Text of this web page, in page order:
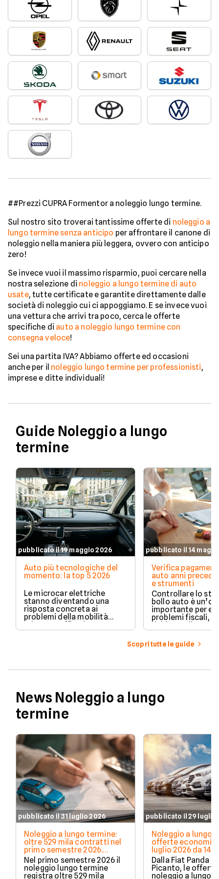
##Prezzi CUPRA Formentor a noleggio lungo termine.
Sul nostro sito troverai tantissime offerte di noleggio a
lungo termine senza anticipo per affrontare il canone di
noleggio nella maniera più leggera, ovvero con anticipo
zero!
Se invece vuoi il massimo risparmio, puoi cercare nella
nostra selezione di noleggio a lungo termine di auto
usate, tutte certificate e garantite direttamente dalle
società di noleggio cui ci appoggiamo. E se invece vuoi
una vettura che arrivi tra poco, cerca le offerte
specifiche di auto a noleggio lungo termine con
consegna veloce!
Sei una partita IVA? Abbiamo offerte ed occasioni
anche per il noleggio lungo termine per professionisti,
imprese e ditte individuali!
Guide Noleggio a lungo
termine
pubblicato il 19 maggio 2026
Auto più tecnologiche del
momento: la top 5 2026
Le microcar elettriche
stanno diventando una
risposta concreta ai
problemi della mobilità
urbana: traffico intenso,
parcheggi limitati e costi di
pubblicato il 14
Verifica
auto anni
e strumenti
Controllare lo
bollo auto è
importante per
problemi fiscali,
richieste di
inattese.
Scopri tutte le guide
News Noleggio a lungo
termine
pubblicato il 31 luglio 2026
Noleggio a lungo termine:
oltre 529 mila contratti nel
primo semestre 2026.
Crescono privati e auto
elettrificate
Nel primo semestre 2026 il
noleggio lungo termine
registra oltre 529 mila
pubblicato il 29 luglio
Noleggio a lungo
offerte
luglio 2026 da
Dalla Fiat Panda
Picanto, le
noleggio a lungo